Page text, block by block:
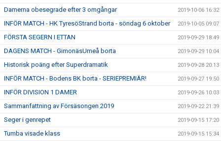
Damerna obesegrade efter 3 omgångar 2019-10-06 16:32
INFÖR MATCH - HK TyresöStrand borta - söndag 6 oktober 2019-10-05 09:07
FÖRSTA SEGERN I ETTAN 2019-09-29 18:49
DAGENS MATCH - GimonäsUmeå borta 2019-09-29 10:04
Historisk poäng efter Superdramatik 2019-09-28 20:13
INFÖR MATCH - Bodens BK borta - SERIEPREMIÄR! 2019-09-27 19:50
INFÖR DIVISION 1 DAMER 2019-09-26 10:03
Sammanfattning av Försäsongen 2019 2019-09-22 21:39
Seger i genrepet 2019-09-15 17:20
Tumba visade klass 2019-09-15 15:34